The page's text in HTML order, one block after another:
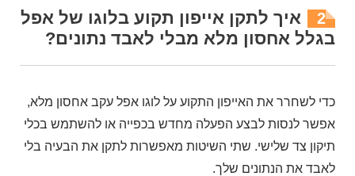
2
איך לתקן אייפון תקוע בלוגו של אפל
בגלל אחסון מלא מבלי לאבד נתונים?
כדי לשחרר את האייפון התקוע על לוגו אפל עקב אחסון מלא,
אפשר לנסות לבצע הפעלה מחדש בכפייה או להשתמש בכלי
תיקון צד שלישי. שתי השיטות מאפשרות לתקן את הבעיה בלי
לאבד את הנתונים שלך.